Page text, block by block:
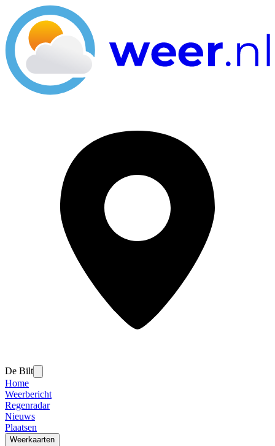
De Bilt
Home
Weerbericht
Regenradar
Nieuws
Plaatsen
Weerkaarten